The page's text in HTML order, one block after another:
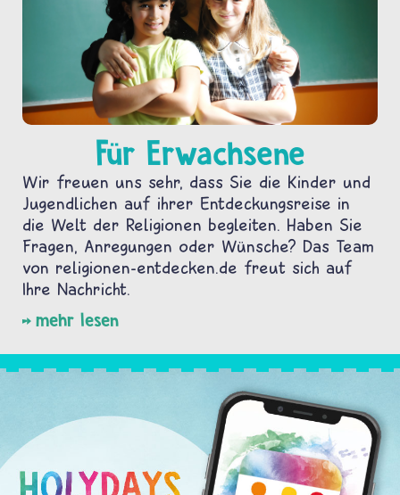
Für Erwachsene
Wir freuen uns sehr, dass Sie die Kinder und
Jugendlichen auf ihrer Entdeckungsreise in
die Welt der Religionen begleiten. Haben Sie
Fragen, Anregungen oder Wünsche? Das Team
von religionen-entdecken.de freut sich auf
Ihre Nachricht.
mehr lesen